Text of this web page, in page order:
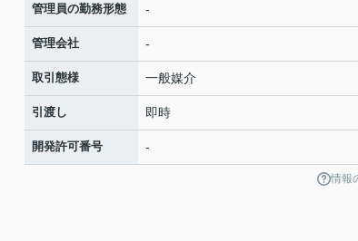
管理員の勤務形態 -
管理会社 -
取引態様 一般媒介
引渡し 即時
開発許可番号 -
情報